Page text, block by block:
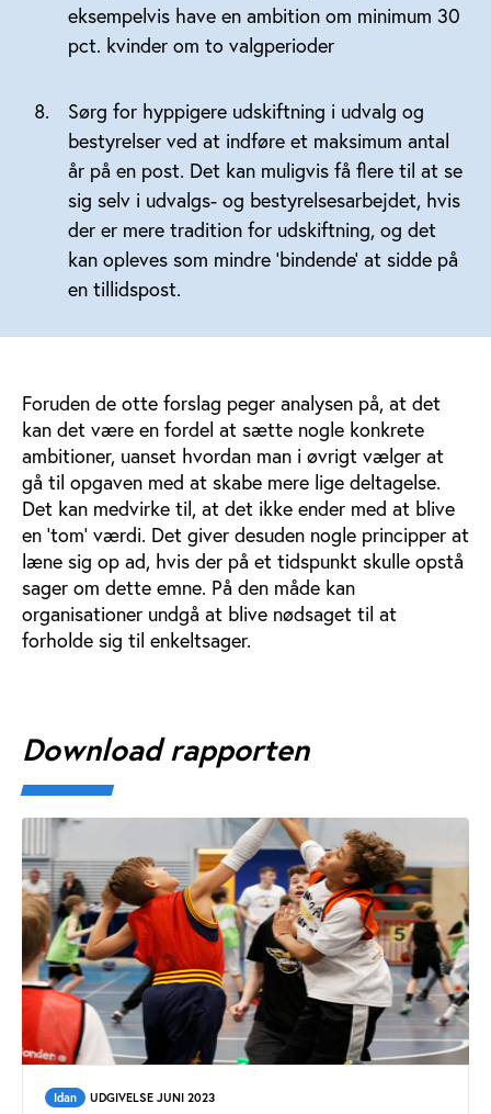
eksempelvis have en ambition om minimum 30
pct. kvinder om to valgperioder
Sørg for hyppigere udskiftning i udvalg og
bestyrelser ved at indføre et maksimum antal
år på en post. Det kan muligvis få flere til at se
sig selv i udvalgs- og bestyrelsesarbejdet, hvis
der er mere tradition for udskiftning, og det
kan opleves som mindre ’bindende’ at sidde på
en tillidspost.
Foruden de otte forslag peger analysen på, at det
kan det være en fordel at sætte nogle konkrete
ambitioner, uanset hvordan man i øvrigt vælger at
gå til opgaven med at skabe mere lige deltagelse.
Det kan medvirke til, at det ikke ender med at blive
en ’tom’ værdi. Det giver desuden nogle principper at
læne sig op ad, hvis der på et tidspunkt skulle opstå
sager om dette emne. På den måde kan
organisationer undgå at blive nødsaget til at
forholde sig til enkeltsager.
Download rapporten
Idan UDGIVELSE JUNI 2023